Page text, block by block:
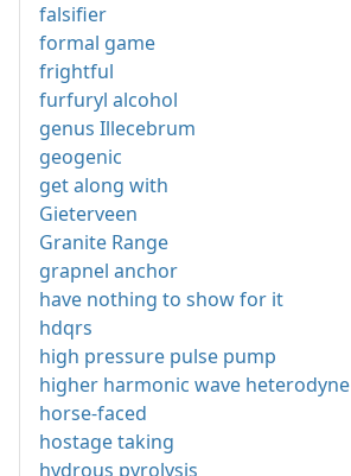
falsifier
formal game
frightful
furfuryl alcohol
genus Illecebrum
geogenic
get along with
Gieterveen
Granite Range
grapnel anchor
have nothing to show for it
hdqrs
high pressure pulse pump
higher harmonic wave heterodyne
horse-faced
hostage taking
hydrous pyrolysis